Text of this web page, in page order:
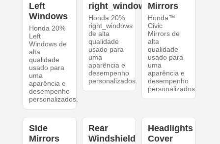
Left
Windows
Honda 20%
Left
Windows de
alta
qualidade
usado para
uma
aparência e
desempenho
personalizados.
right_windows
Honda 20%
right_windows
de alta
qualidade
usado para
uma
aparência e
desempenho
personalizados.
Mirrors
Honda™
Civic
Mirrors de
alta
qualidade
usado para
uma
aparência e
desempenho
personalizados.
Side
Mirrors
Rear
Windshield
Headlights
Cover